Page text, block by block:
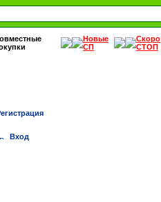
Новые
СП
Скоро
СТОП
Вход